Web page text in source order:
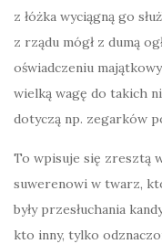
z łóżka wyciągną go
z rządu mógł z dumą
oświadczeniu
wielką wagę do takich
dotyczą np. zegarków
To wpisuje się zresztą
suwerenowi w twarz,
były przesłuchania
kto inny, tylko